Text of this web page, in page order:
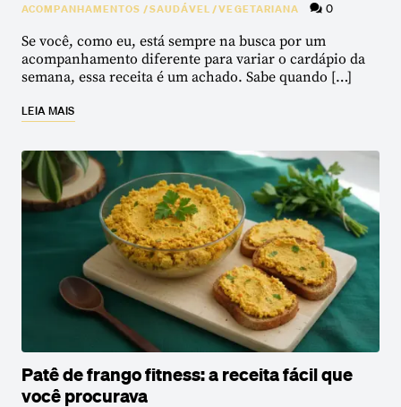
ACOMPANHAMENTOS /SAUDÁVEL/VEGETARIANA 0
Se você, como eu, está sempre na busca por um
acompanhamento diferente para variar o cardápio da
semana, essa receita é um achado. Sabe quando […]
LEIA MAIS
Patê de frango fitness: a receita fácil que
você procurava